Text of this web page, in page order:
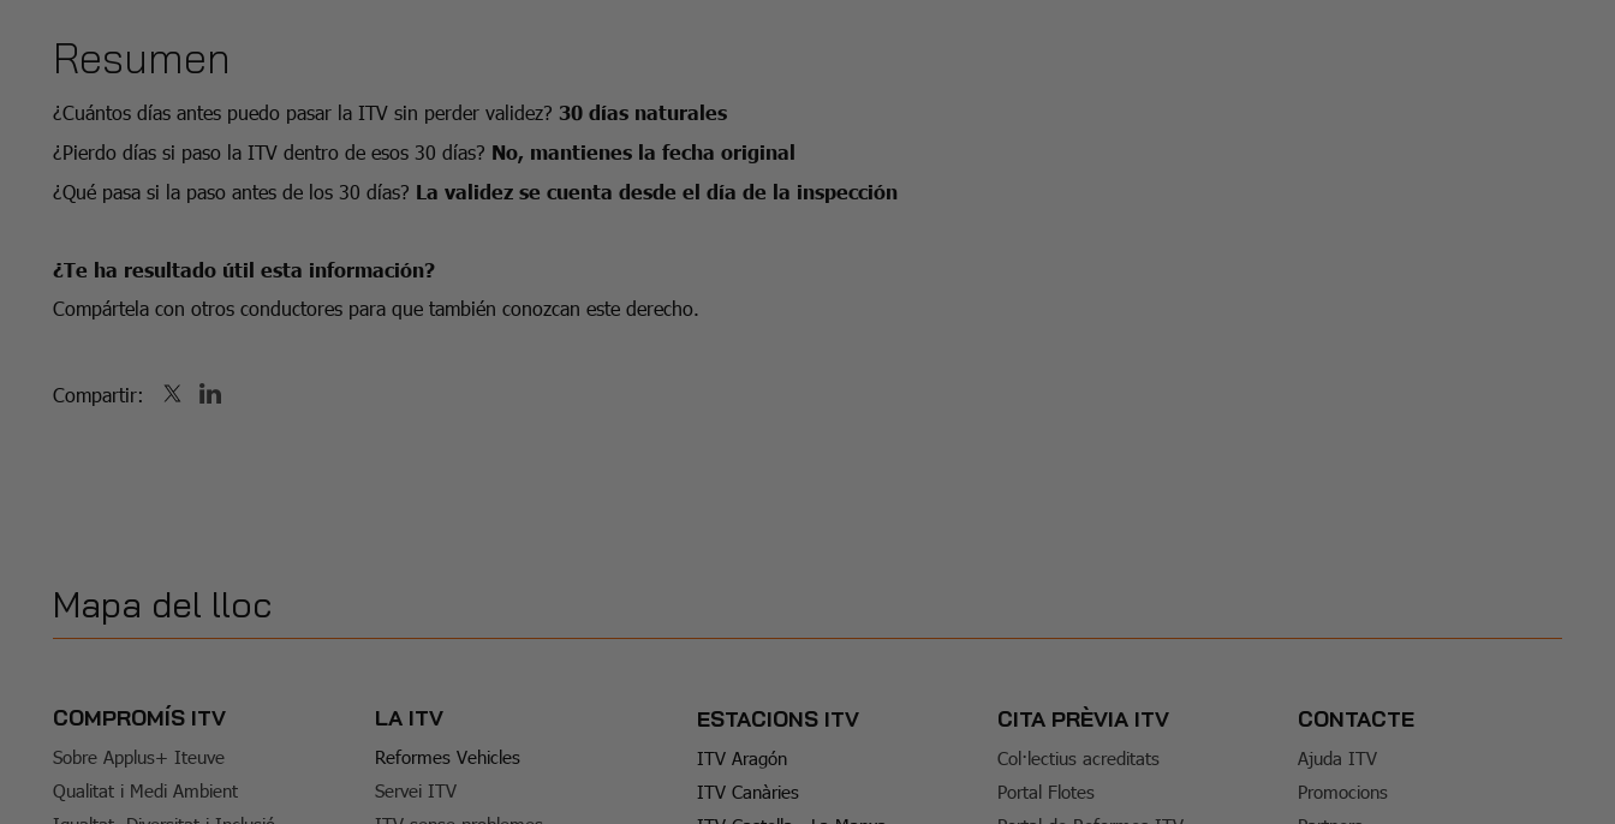
Resumen
¿Cuántos días antes puedo pasar la ITV sin perder validez? 30 días naturales
¿Pierdo días si paso la ITV dentro de esos 30 días? No, mantienes la fecha original
¿Qué pasa si la paso antes de los 30 días? La validez se cuenta desde el día de la inspección
¿Te ha resultado útil esta información?
Compártela con otros conductores para que también conozcan este derecho.
Compartir:
Mapa del lloc
COMPROMÍS ITV
Sobre Applus+ Iteuve
Qualitat i Medi Ambient
LA ITV
Reformes Vehicles
Servei ITV
ESTACIONS ITV
ITV Aragón
ITV Canàries
CITA PRÈVIA ITV
Col·lectius acreditats
Portal Flotes
CONTACTE
Ajuda ITV
Promocions